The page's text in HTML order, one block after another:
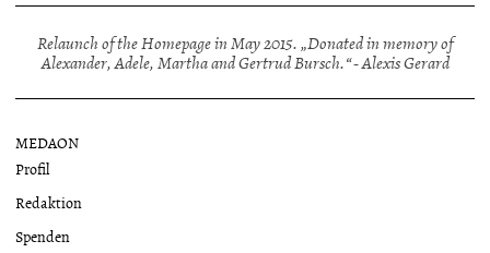
Relaunch of the Homepage in May 2015. „Donated in memory of
Alexander, Adele, Martha and Gertrud Bursch.“ - Alexis Gerard
MEDAON
Profil
Redaktion
Spenden